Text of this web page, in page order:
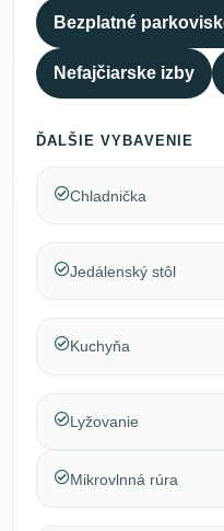
Bezplatné
Nefajčiarske izby
ĎALŠIE VYBAVENIE
Chladnička
Jedálenský stôl
Kuchyňa
Lyžovanie
Mikrovlnná rúra